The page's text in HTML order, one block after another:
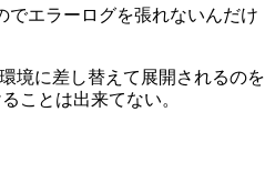
でエラーログを張れないんだけ
境に差し替えて展開されるのを
ことは出来てない。